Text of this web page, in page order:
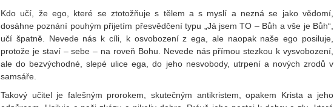
Kdo učí, že ego, které se ztotožňuje s tělem a s myslí a nezná se jako vědomí,
dosáhne poznání pouhým přijetím přesvědčení typu „Já jsem TO – Bůh a vše je Bůh“,
učí špatně. Nevede nás k cíli, k osvobození z ega, ale naopak naše ego posiluje,
protože je staví – sebe – na roveň Bohu. Nevede nás přímou stezkou k vysvobození,
ale do bezvýchodné, slepé ulice ega, do jeho nesvobody, utrpení a nových zrodů v
samsáře.
Takový učitel je falešným prorokem, skutečným antikristem, opakem Krista a jeho